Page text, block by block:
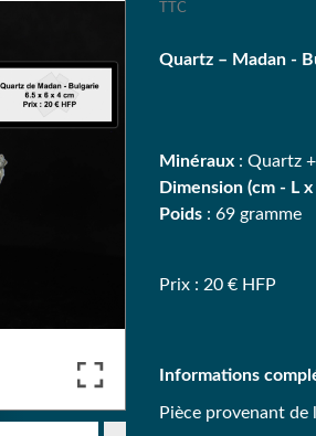
TTC
Quartz – Madan -
Minéraux : Quartz
Dimension (cm - L
Poids : 69 gramme
Prix : 20 € HFP
Informations
Pièce provenant de